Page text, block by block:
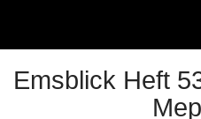
Emsblick Heft